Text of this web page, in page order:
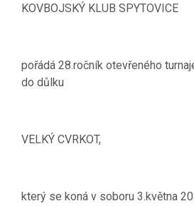
KOVBOJSKÝ KLUB SPYTOVICE
pořádá 28.ročník otevřeného
do důlku
VELKÝ CVRKOT,
který se koná v soboru 3.května